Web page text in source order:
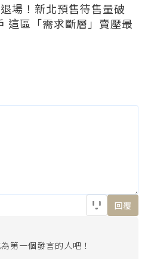
場！新北預售待售量破
這區「需求斷層」賣壓最
回覆
第一個發言的人吧！